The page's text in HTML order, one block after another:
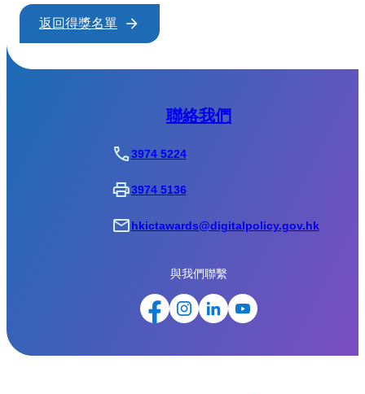
返回得獎名單
聯絡我們
3974 5224
3974 5136
hkictawards@digitalpolicy.gov.hk
與我們聯繫